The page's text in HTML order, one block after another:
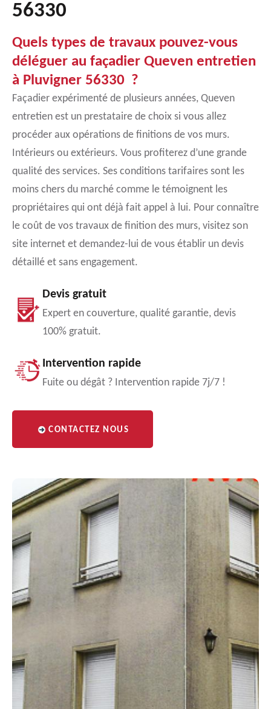
56330
Quels types de travaux pouvez-vous
déléguer au façadier Queven entretien
à Pluvigner 56330 ?
Façadier expérimenté de plusieurs années, Queven
entretien est un prestataire de choix si vous allez
procéder aux opérations de finitions de vos murs.
Intérieurs ou extérieurs. Vous profiterez d’une grande
qualité des services. Ses conditions tarifaires sont les
moins chers du marché comme le témoignent les
propriétaires qui ont déjà fait appel à lui. Pour connaître
le coût de vos travaux de finition des murs, visitez son
site internet et demandez-lui de vous établir un devis
détaillé et sans engagement.
Devis gratuit
Expert en couverture, qualité garantie, devis
100% gratuit.
Intervention rapide
Fuite ou dégât ? Intervention rapide 7j/7 !
CONTACTEZ NOUS